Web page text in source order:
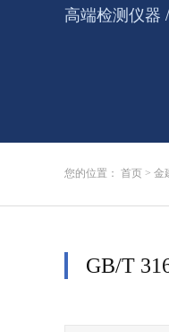
高端检测仪器
您的位置： 首页 > 金
GB/T